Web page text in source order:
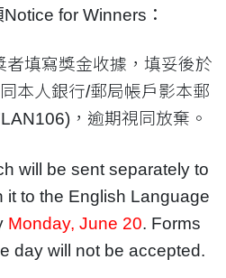
Notice for Winners ：
者填寫獎金收據，填妥後於
本人銀行/郵局帳戶影本郵
LAN106) ，逾期視同放棄。
will be sent separately to
it to the English Language
Monday, June 20. Forms
day will not be accepted.